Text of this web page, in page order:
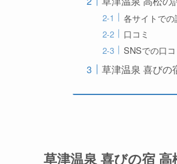
各サイトでの
口コミ
SNSでの口コ
草津温泉 喜びの
草津温泉 喜びの宿 高